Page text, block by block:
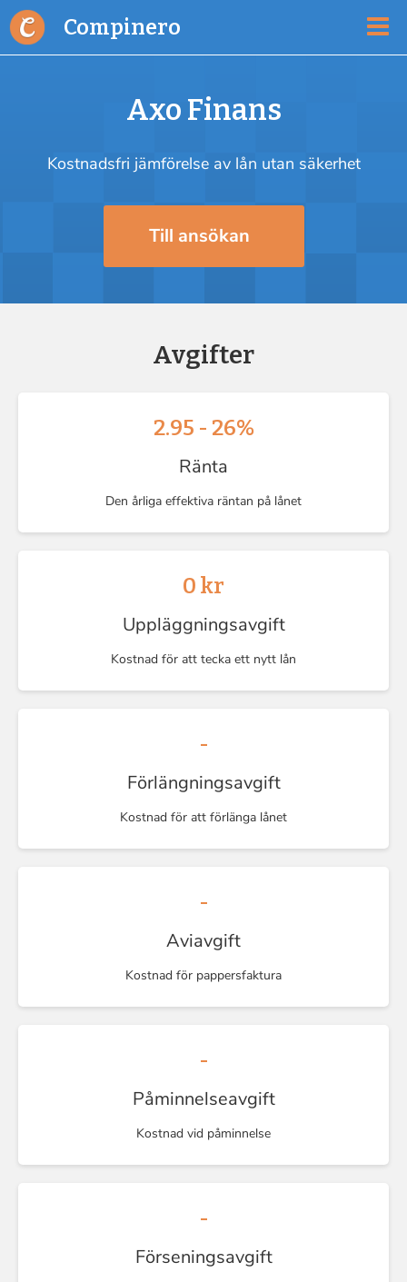
Compinero
Axo Finans
Kostnadsfri jämförelse av lån utan säkerhet
Till ansökan
Avgifter
2.95 - 26%
Ränta
Den årliga effektiva räntan på lånet
0 kr
Uppläggningsavgift
Kostnad för att tecka ett nytt lån
-
Förlängningsavgift
Kostnad för att förlänga lånet
-
Aviavgift
Kostnad för pappersfaktura
-
Påminnelseavgift
Kostnad vid påminnelse
-
Förseningsavgift